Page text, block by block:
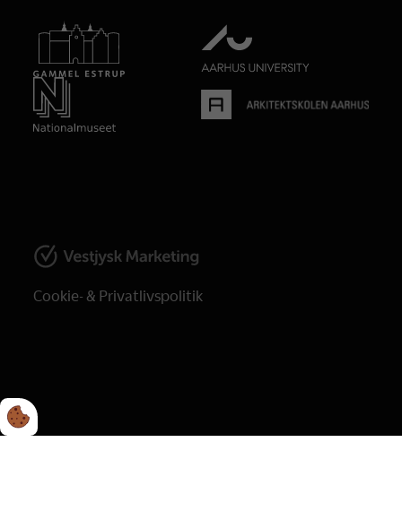
Cookie- & Privatlivspolitik